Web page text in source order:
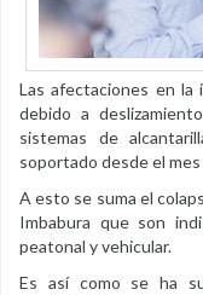
Las afectaciones en la
debido a
sistemas de
soportado desde el mes
A esto se suma el
Imbabura que son
peatonal y vehicular.
Es así como se ha